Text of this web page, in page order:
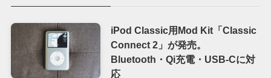
iPod Classic用Mod Kit「Classic
Connect 2」が発売。
Bluetooth・Qi充電・USB-Cに対
応